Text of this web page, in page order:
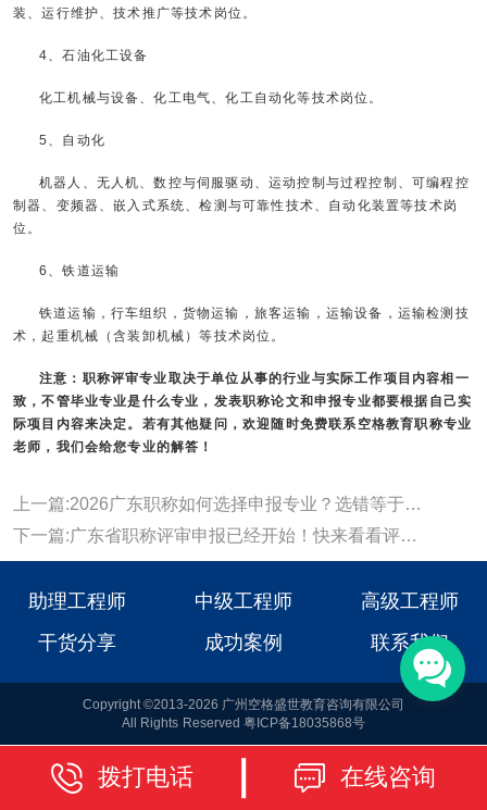
装、运行维护、技术推广等技术岗位。
4、石油化工设备
化工机械与设备、化工电气、化工自动化等技术岗位。
5、自动化
机器人、无人机、数控与伺服驱动、运动控制与过程控制、可编程控
制器、变频器、嵌入式系统、检测与可靠性技术、自动化装置等技术岗
位。
6、铁道运输
铁道运输，行车组织，货物运输，旅客运输，运输设备，运输检测技
术，起重机械（含装卸机械）等技术岗位。
注意：职称评审专业取决于单位从事的行业与实际工作项目内容相一
致，不管毕业专业是什么专业，发表职称论文和申报专业都要根据自己实
际项目内容来决定。若有其他疑问，欢迎随时免费联系空格教育职称专业
老师，我们会给您专业的解答！
上一篇:2026广东职称如何选择申报专业？选错等于白准备
下一篇:广东省职称评审申报已经开始！快来看看评审条件及专业选择！
助理工程师 中级工程师
高级工程师
干货分享
成功案例 联系我们
Copyright ©2013-2026 广州空格盛世教育咨询有限公司
All Rights Reserved 粤ICP备18035868号
拨打电话 在线咨询